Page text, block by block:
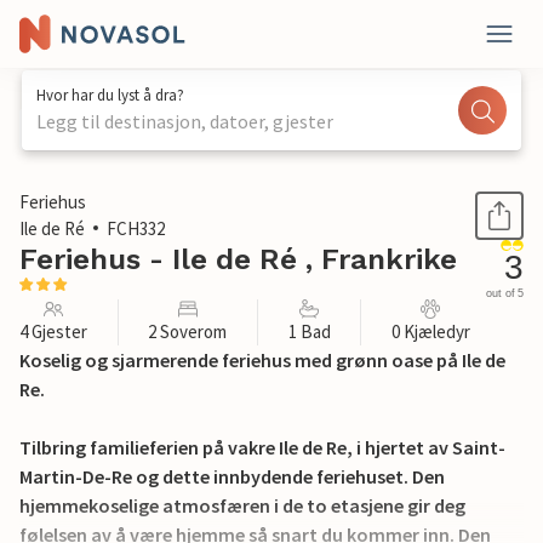
Hvor har du lyst å dra?
Legg til destinasjon, datoer, gjester
1 / 44
Feriehus
Ile de Ré
FCH332
Feriehus - Ile de Ré , Frankrike 3
out of 5
4 Gjester 2 Soverom 1 Bad 0 Kjæledyr
Koselig og sjarmerende feriehus med grønn oase på Ile de
Re.
Tilbring familieferien på vakre Ile de Re, i hjertet av Saint-
Martin-De-Re og dette innbydende feriehuset. Den
hjemmekoselige atmosfæren i de to etasjene gir deg
følelsen av å være hjemme så snart du kommer inn. Den